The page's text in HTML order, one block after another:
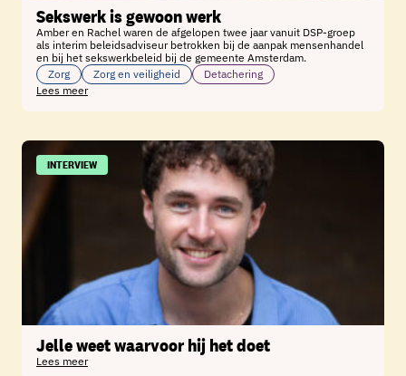
Sekswerk is gewoon werk
Amber en Rachel waren de afgelopen twee jaar vanuit DSP-groep
als interim beleidsadviseur betrokken bij de aanpak mensenhandel
en bij het sekswerkbeleid bij de gemeente Amsterdam.
Zorg
Zorg en veiligheid
Detachering
Lees meer
INTERVIEW
Jelle weet waarvoor hij het doet
Lees meer